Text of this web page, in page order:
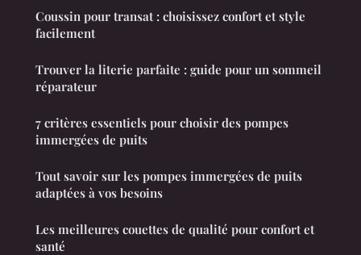
Coussin pour transat : choisissez confort et style
facilement
Trouver la literie parfaite : guide pour un sommeil
réparateur
7 critères essentiels pour choisir des pompes
immergées de puits
Tout savoir sur les pompes immergées de puits
adaptées à vos besoins
Les meilleures couettes de qualité pour confort et
santé